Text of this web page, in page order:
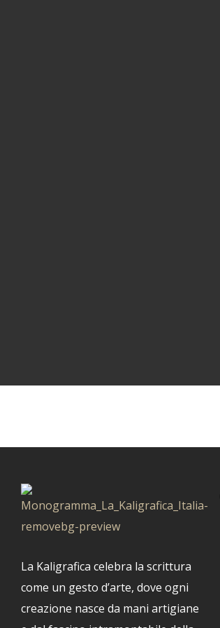
La Kaligrafica celebra la scrittura
come un gesto d’arte, dove ogni
creazione nasce da mani artigiane